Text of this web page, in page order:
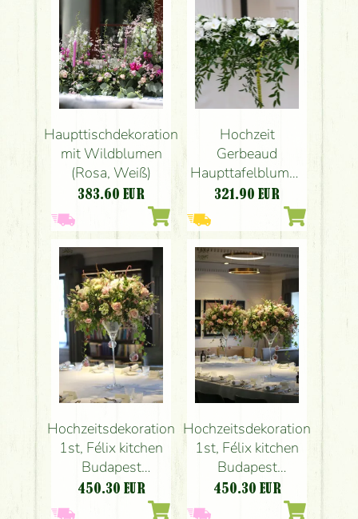
Haupttischdekoration
mit Wildblumen
(Rosa, Weiß)
383.60 EUR
Hochzeit
Gerbeaud
Haupttafelblumen
(weiße Rose,
Phalaenopsis)
321.90 EUR
Hochzeitsdekoration
1st, Félix kitchen
Budapest
(Hortensie, Rose,
Pfingstrose,
450.30 EUR
Hochzeitsdekoration
1st, Félix kitchen
Budapest
(Hortensie, Rose,
Pfingstrose,
450.30 EUR